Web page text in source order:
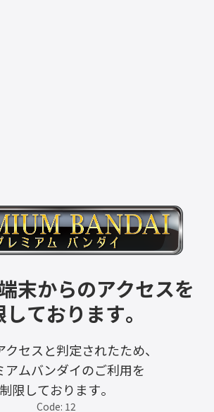
末からのアクセスを
ております。
セスと判定されたため、
アムバンダイのご利用を
制限しております。
Code: 12